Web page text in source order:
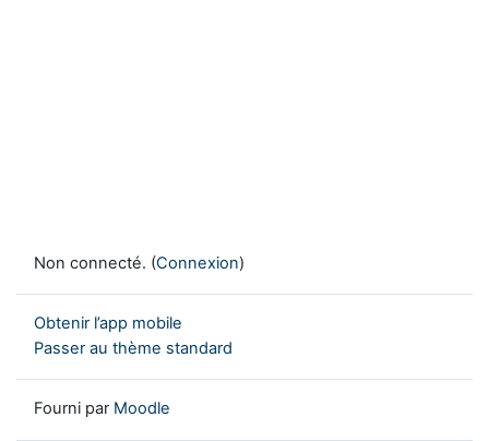
Non connecté. (Connexion)
Obtenir l’app mobile
Passer au thème standard
Fourni par Moodle